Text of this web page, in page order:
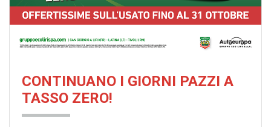
CONTINUANO I GIORNI PAZZI A
TASSO ZERO!